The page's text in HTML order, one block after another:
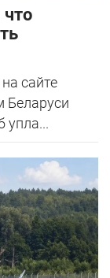
сайте
Беларуси
упла...